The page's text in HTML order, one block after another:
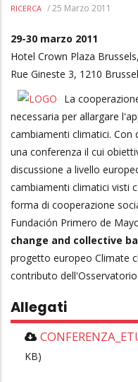
RICERCA /25 Marzo 2011
29-30 marzo 2011
Hotel Crown Plaza
Rue Gineste 3, 1210
La
necessaria per allargare
cambiamenti climatici. Con
una conferenza il cui
discussione a livello
cambiamenti climatici visti
forma di cooperazione
Fundación Primero de
change and collective
progetto europeo Climate
contributo
Allegati
KB)